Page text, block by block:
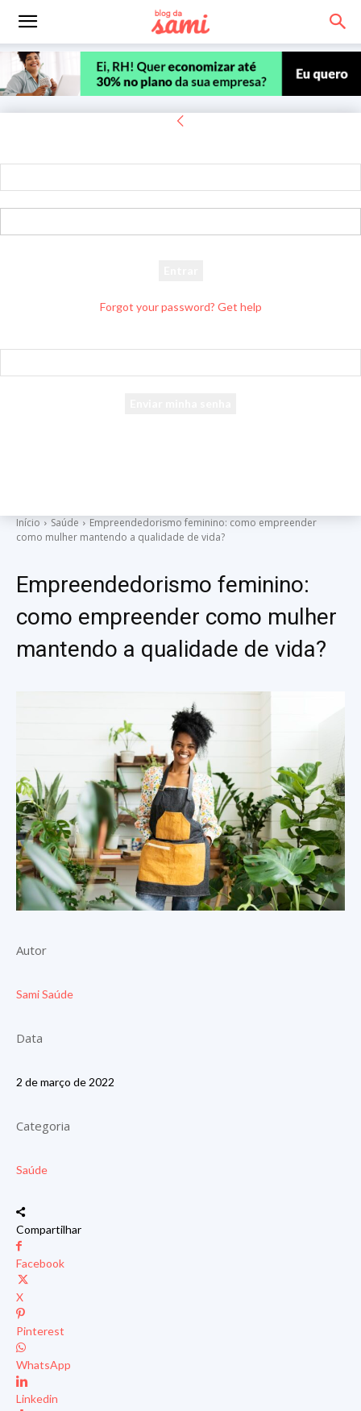
Forgot your password? Get help
Início Saúde
Empreendedorismo feminino: como empreender
como mulher mantendo a qualidade de vida?
Empreendedorismo feminino:
como empreender como mulher
mantendo a qualidade de vida?
Autor
Sami Saúde
Data
2 de março de 2022
Categoria
Saúde
Compartilhar
Facebook
X
Pinterest
WhatsApp
Linkedin